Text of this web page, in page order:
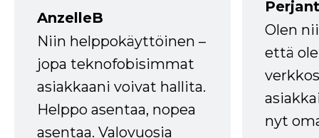
AnzelleB
Niin helppokäyttöinen –
jopa teknofobisimmat
asiakkaani voivat hallita.
Helppo asentaa, nopea
asentaa. Valovuosia
Olen
että
nyt